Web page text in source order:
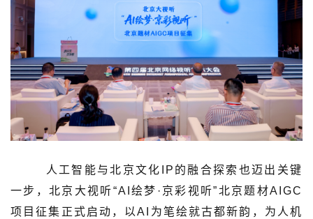
人工智能与北京文化IP的融合探索也迈出关键
一步，北京大视听“AI绘梦·京彩视听”北京题材AIGC
项目征集正式启动，以AI为笔绘就古都新韵，为人机